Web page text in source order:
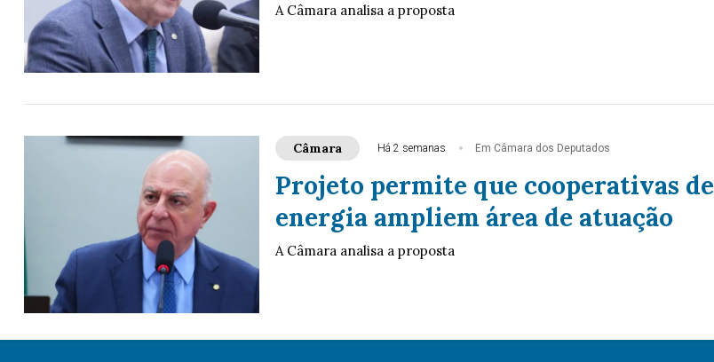
A Câmara analisa a proposta
Câmara Há 2 semanas Em Câmara dos Deputados
Projeto permite que cooperativas de
energia ampliem área de atuação
A Câmara analisa a proposta